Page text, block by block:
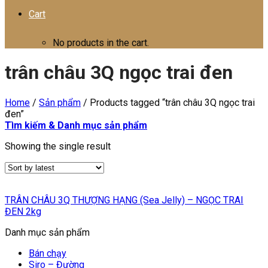
Cart
No products in the cart.
trân châu 3Q ngọc trai đen
Home / Sản phẩm / Products tagged “trân châu 3Q ngọc trai
đen”
Tìm kiếm & Danh mục sản phẩm
Showing the single result
TRÂN CHÂU 3Q THƯỢNG HẠNG (Sea Jelly) – NGỌC TRAI
ĐEN 2kg
Danh mục sản phẩm
Bán chạy
Siro – Đường